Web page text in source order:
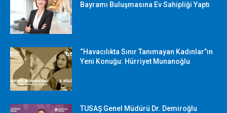
Bayramı Buluşmasına Ev Sahipliği Yaptı
“Havacılıkta Sınır Tanımayan Kadınlar”ın
Yeni Konuğu: Hürriyet Munanoğlu
TUSAŞ Genel Müdürü Dr. Demiroğlu